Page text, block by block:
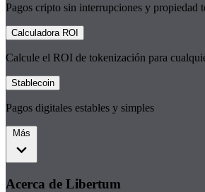
Pagos cripto sin interrupciones y propiedad
Calculadora ROI
Calcule el ROI de tokenización para
Stablecoin
Pagos digitales estables y simples
Más
Acerca de Libertum